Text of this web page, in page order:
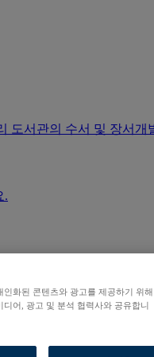
도서관의 수서 및 장서
.
다.
요.
화된 콘텐츠와 광고를 제공하기 위해
어, 광고 및 분석 협력사와 공유합니